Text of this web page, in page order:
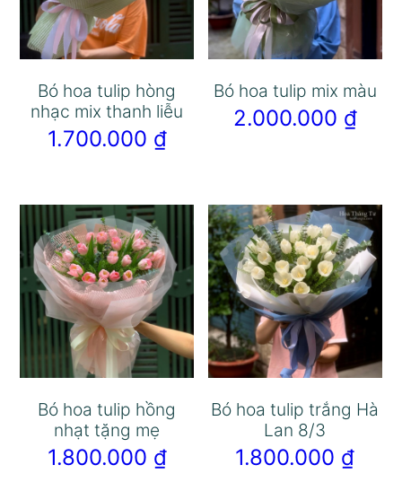
Bó hoa tulip hòng
nhạc mix thanh liễu
1.700.000 ₫
Bó hoa tulip mix màu
2.000.000 ₫
Bó hoa tulip hồng
nhạt tặng mẹ
1.800.000 ₫
Bó hoa tulip trắng Hà
Lan 8/3
1.800.000 ₫